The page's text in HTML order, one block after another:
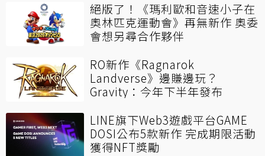
絕版了！《瑪利歐和音速小子在
奧林匹克運動會》再無新作 奧委
會想另尋合作夥伴
RO新作《Ragnarok
Landverse》邊賺邊玩？
Gravity：今年下半年發布
LINE旗下Web3遊戲平台GAME
DOSI公布5款新作 完成期限活動
獲得NFT獎勵